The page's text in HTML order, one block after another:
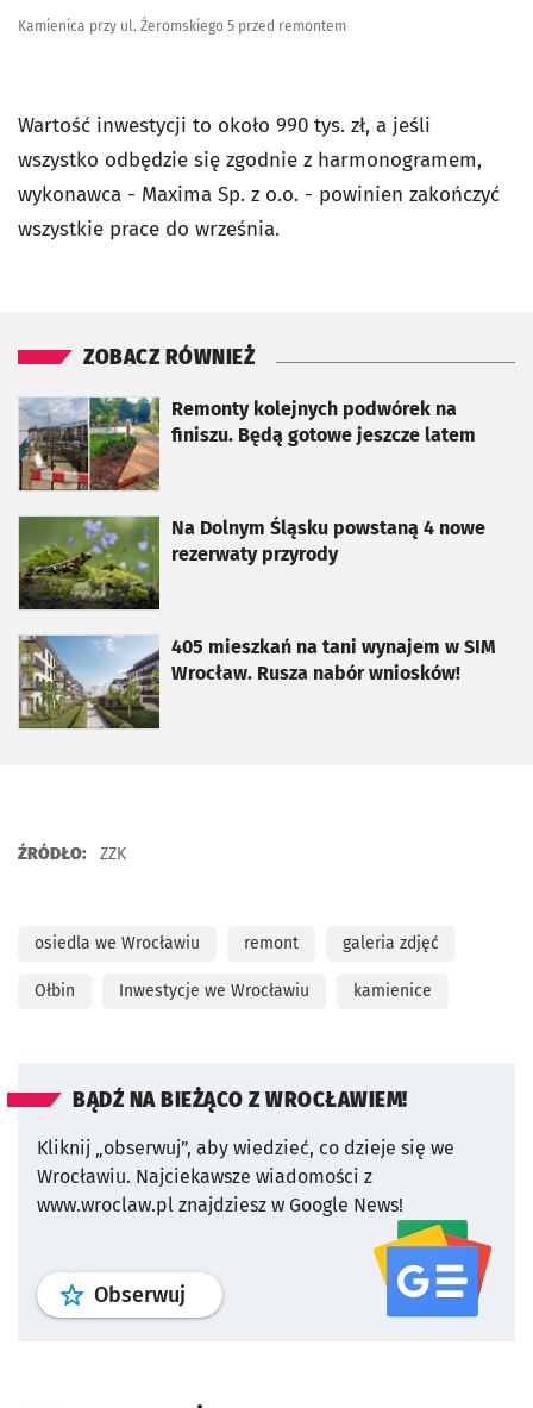
Kamienica przy ul. Żeromskiego 5 przed remontem
Wartość inwestycji to około 990 tys. zł, a jeśli
wszystko odbędzie się zgodnie z harmonogramem,
wykonawca - Maxima Sp. z o.o. - powinien zakończyć
wszystkie prace do września.
ZOBACZ RÓWNIEŻ
Remonty kolejnych podwórek na
finiszu. Będą gotowe jeszcze latem
otworzy się w nowej karcie
Na Dolnym Śląsku powstaną 4 nowe
rezerwaty przyrody
otworzy się w nowej karcie
405 mieszkań na tani wynajem w SIM
Wrocław. Rusza nabór wniosków!
otworzy się w nowej karcie
ŹRÓDŁO: ZZK
osiedla we Wrocławiu remont galeria zdjęć
Ołbin Inwestycje we Wrocławiu kamienice
BĄDŹ NA BIEŻĄCO Z WROCŁAWIEM!
Kliknij „obserwuj”, aby wiedzieć, co dzieje się we
Wrocławiu. Najciekawsze wiadomości z
www.wroclaw.pl znajdziesz w Google News!
Obserwuj profil serwisu